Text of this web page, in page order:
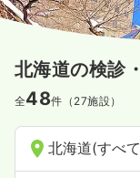
北海道の検診
全48件（27施設）
北海道(すべ